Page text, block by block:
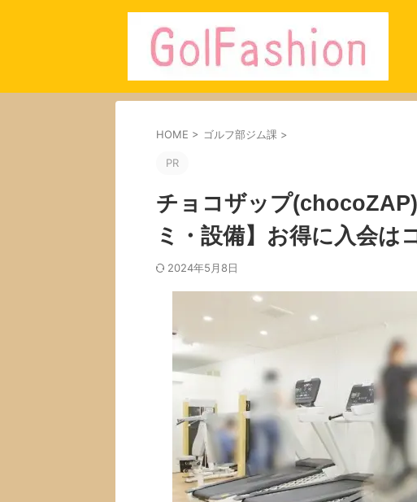
HOME > ゴルフ部ジム課 >
PR
チョコザップ
ミ・設備】お得に入会は
2024年5月8日